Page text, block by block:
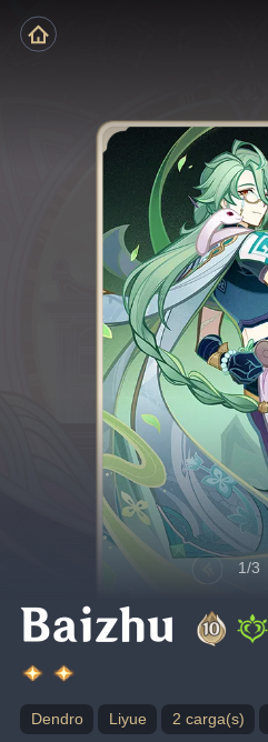
1/3
Baizhu
Dendro Liyue 2 carga(s)